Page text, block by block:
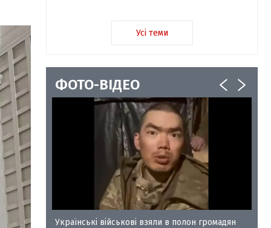
Усі теми
ФОТО-ВІДЕО
35
Українські військові взяли в полон громадян